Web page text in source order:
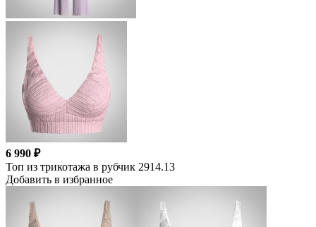
6 990 ₽
Топ из трикотажа в рубчик 2914.13
Добавить в избранное